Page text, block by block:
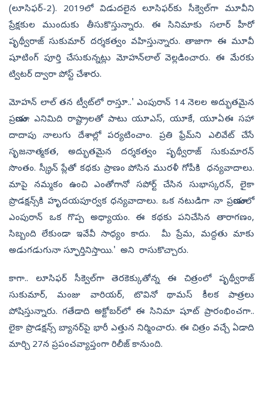
(లూసిఫర్-2). 2019లో విడుదలైన లూసిఫర్‌కు సీక్వెల్‌గా మూవీని
ప్రేక్షకుల ముందుకు తీసుకొస్తున్నారు. ఈ సినిమాకు సలార్ హీరో
పృథ్వీరాజ్ సుకుమార్ దర్శకత్వం వహిస్తున్నారు. తాజాగా ఈ మూవీ
షూటింగ్ పూర్తి చేసుకున్నట్లు మోహన్‌లాల్ వెల్లడించారు. ఈ మేరకు
ట్విటర్‌ ద్వారా పోస్ట్ చేశారు.
మోహన్‌ లాల్ తన ట్వీట్‌లో రాస్తూ..' ఎంపురాన్ 14 నెలల అద్భుతమైన
ప్రయాణం. ఎనిమిది రాష్ట్రాలతో పాటు యూఎస్‌, యూకే, యూఏఈ సహా
దాదాపు నాలుగు దేశాల్లో పర్యటించాం. ప్రతి ఫ్రేమ్‌ని ఎలివేట్ చేసే
సృజనాత్మకత, అద్భుతమైన దర్శకత్వం పృథ్వీరాజ్ సుకుమారన్
సొంతం. స్క్రీన్‌ ప్లేతో కథకు ప్రాణం పోసిన మురళీ గోపీకి ధన్యవాదాలు.
మాపై నమ్మకం ఉంచి ఎంతోగానో సపోర్ట్‌ చేసిన సుభాస్కరన్, లైకా
ప్రొడక్షన్స్‌కి హృదయపూర్వక ధన్యవాదాలు. ఒక నటుడిగా నా ప్రయాణంలో
ఎంపురాన్ ఒక గొప్ప అధ్యాయం. ఈ కథకు పనిచేసిన తారాగణం,
సిబ్బంది లేకుండా ఇవేవీ సాధ్యం కాదు. మీ ప్రేమ, మద్దతు మాకు
అడుగడుగునా స్ఫూర్తినిస్తాయి.' అని రాసుకొచ్చారు.
కాగా.. లూసిఫర్‌ సీక్వెల్‌గా తెరకెక్కుతోన్న ఈ చిత్రంలో పృథ్వీరాజ్‌
సుకుమార్‌, మంజు వారియర్‌, టొవినో థామస్‌ కీలక పాత్రలు
పోషిస్తున్నారు. గతేడాది అక్టోబర్‌లో ఈ సినిమా షూట్‌ ప్రారంభించగా..
లైకా ప్రొడక్షన్స్ బ్యానర్‌పై భారీ ఎత్తున నిర్మించారు. ఈ చిత్రం వచ్చే ఏడాది
మార్చి 27న ప్రపంచవ్యాప్తంగా రిలీజ్ కానుంది.